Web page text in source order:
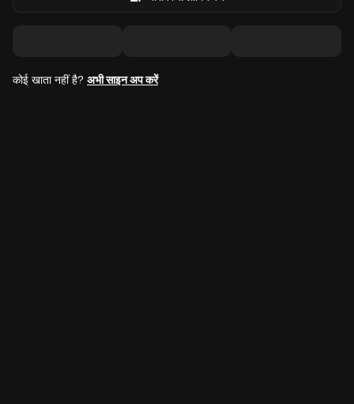
कोई खाता नहीं है? अभी साइन अप करें